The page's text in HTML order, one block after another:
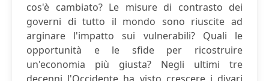
cos'è cambiato? Le misure di contrasto dei
governi di tutto il mondo sono riuscite ad
arginare l'impatto sui vulnerabili? Quali le
opportunità e le sfide per ricostruire
un'economia più giusta? Negli ultimi tre